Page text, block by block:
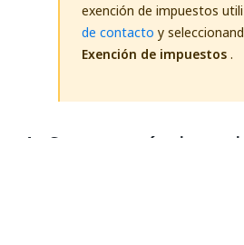
exención de impuestos
de contacto y
Exención de impuestos.
4. ¿Se renovará mi